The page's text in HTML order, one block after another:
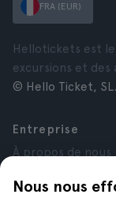
Nous nous
FRA (EUR)
Hellotickets est
excursions et des
© Hello Ticket, SL.
Entreprise
À propos de nous
Affiliés